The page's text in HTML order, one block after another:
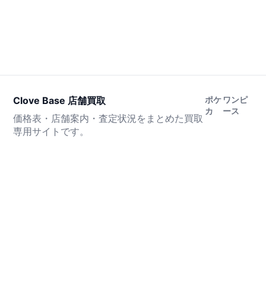
Clove Base 店舗買取
価格表・店舗案内・査定状況をまとめた買取
専用サイトです。
ポケ
カ
ワンピ
ース